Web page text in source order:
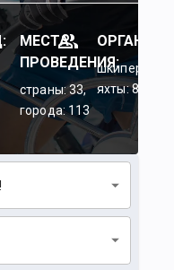
МЕСТА
ПРОВЕДЕНИЯ:
страны: 33,
города: 113
шкиперы: 45,
яхты: 84